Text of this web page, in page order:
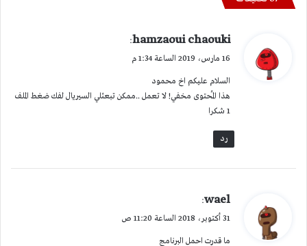
ي
ل
hamzaoui chaouki
:
16 مارس، 2019 الساعة 1:34 م
السلام عليكم اخ محمود
هذا المُحتوى مخفي! لا تعمل ..ممكن تبعثلي السيريال لفك ضغط الملف
1 شكرا
رد
ي
wael
:
31 أكتوبر، 2018 الساعة 11:20 ص
ما قدرت احمل البرنامج